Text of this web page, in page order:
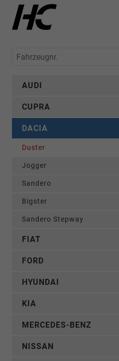
Fahrzeugnr.
AUDI
CUPRA
DACIA
Duster
Jogger
Sandero
Bigster
Sandero Stepway
FIAT
FORD
HYUNDAI
KIA
MERCEDES-BENZ
NISSAN